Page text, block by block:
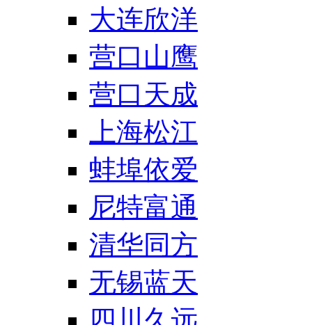
大连欣洋
营口山鹰
营口天成
上海松江
蚌埠依爱
尼特富通
清华同方
无锡蓝天